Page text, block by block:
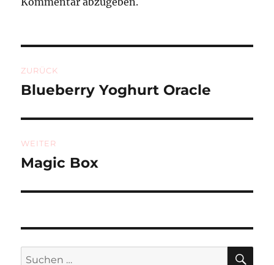
ZURÜCK
Vorheriger
Blueberry Yoghurt Oracle
WEITER
Nächster
Magic Box
Suchen